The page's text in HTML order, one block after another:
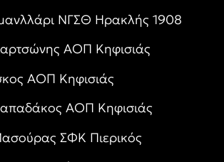
ΝΓΣΘ Ηρακλής 1908
ΑΟΠ Κηφισιάς
ΑΟΠ Κηφισιάς
ΑΟΠ Κηφισιάς
ΣΦΚ Πιερικός